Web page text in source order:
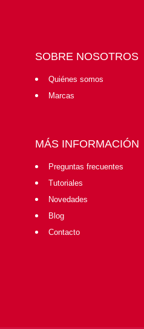
SOBRE NOSOTROS
Quiénes somos
Marcas
MÁS INFORMACIÓN
Preguntas frecuentes
Tutoriales
Novedades
Blog
Contacto